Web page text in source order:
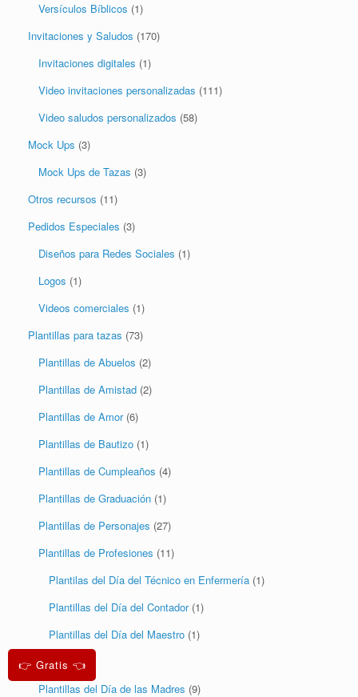
👉 Gratis 👈
Versículos Bíblicos (1)
Invitaciones y Saludos (170)
Invitaciones digitales (1)
Video invitaciones personalizadas (111)
Video saludos personalizados (58)
Mock Ups (3)
Mock Ups de Tazas (3)
Otros recursos (11)
Pedidos Especiales (3)
Diseños para Redes Sociales (1)
Logos (1)
Videos comerciales (1)
Plantillas para tazas (73)
Plantillas de Abuelos (2)
Plantillas de Amistad (2)
Plantillas de Amor (6)
Plantillas de Bautizo (1)
Plantillas de Cumpleaños (4)
Plantillas de Graduación (1)
Plantillas de Personajes (27)
Plantillas de Profesiones (11)
Plantilas del Día del Técnico en Enfermería (1)
Plantillas del Día del Contador (1)
Plantillas del Día del Maestro (1)
Varios (8)
Plantillas del Día de las Madres (9)